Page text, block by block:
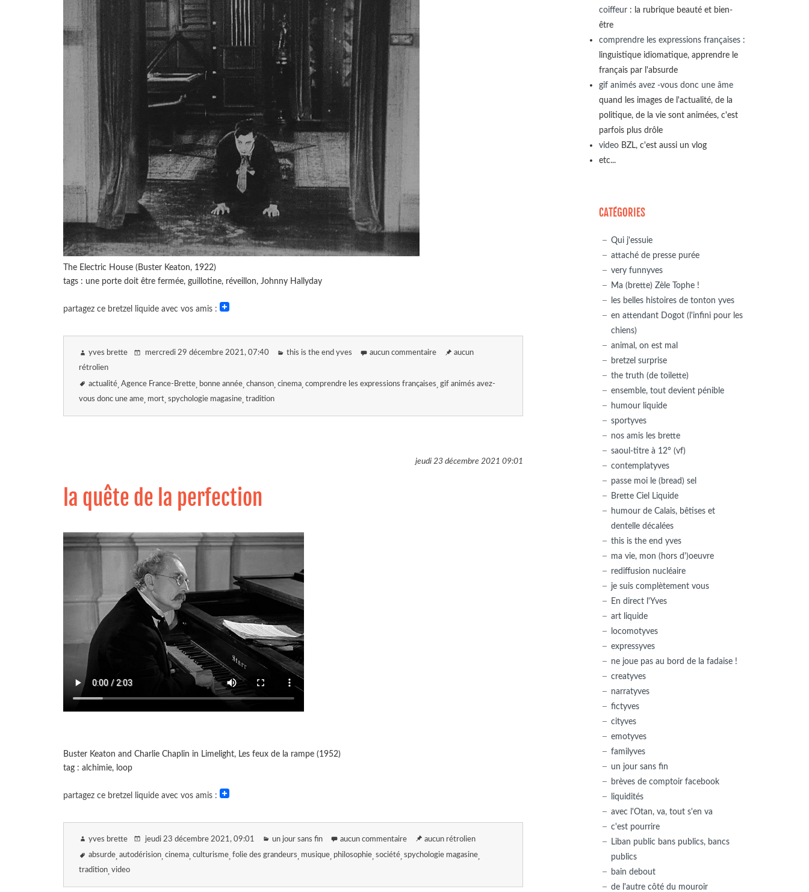
The Electric House (Buster Keaton, 1922)
tags : une porte doit être fermée, guillotine, réveillon, Johnny Hallyday
partagez ce bretzel liquide avec vos amis :
yves brette mercredi 29 décembre 2021, 07:40 this is the end yves aucun commentaire
aucun
rétrolien
actualité Agence France-Brette bonne année chanson cinema comprendre les expressions françaises gif animés avez-
vous donc une ame mort spychologie magasine tradition
jeudi 23 décembre 2021 09:01
la quête de la perfection
Buster Keaton and Charlie Chaplin in Limelight, Les feux de la rampe (1952)
tag : alchimie, loop
partagez ce bretzel liquide avec vos amis :
yves brette jeudi 23 décembre 2021, 09:01 un jour sans fin aucun commentaire aucun rétrolien
absurde autodérision cinema culturisme folie des grandeurs musique philosophie société spychologie magasine
tradition video
coiffeur : la rubrique beauté et bien-
être
comprendre les expressions françaises :
linguistique idiomatique, apprendre le
français par l'absurde
gif animés avez -vous donc une âme
quand les images de l'actualité, de la
politique, de la vie sont animées, c'est
parfois plus drôle
video BZL, c'est aussi un vlog
etc...
CATÉGORIES
Qui j'essuie
attaché de presse purée
very funnyves
Ma (brette) Zèle Tophe !
les belles histoires de tonton yves
en attendant Dogot (l'infini pour les
chiens)
animal, on est mal
bretzel surprise
the truth (de toilette)
ensemble, tout devient pénible
humour liquide
sportyves
nos amis les brette
saoul-titre à 12° (vf)
contemplatyves
passe moi le (bread) sel
Brette Ciel Liquide
humour de Calais, bêtises et
dentelle décalées
this is the end yves
ma vie, mon (hors d')oeuvre
rediffusion nucléaire
je suis complètement vous
En direct l'Yves
art liquide
locomotyves
expressyves
ne joue pas au bord de la fadaise !
creatyves
narratyves
fictyves
cityves
emotyves
familyves
un jour sans fin
brèves de comptoir facebook
liquidités
avec l'Otan, va, tout s'en va
c'est pourrire
Liban public bans publics, bancs
publics
bain debout
de l'autre côté du mouroir